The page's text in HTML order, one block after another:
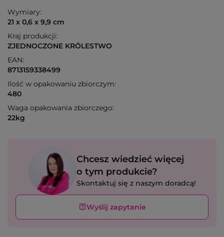
Wymiary:
21 x 0,6 x 9,9 cm
Kraj produkcji:
ZJEDNOCZONE KRÓLESTWO
EAN:
8713159338499
Ilość w opakowaniu zbiorczym:
480
Waga opakowania zbiorczego:
22kg
Chcesz wiedzieć więcej
o tym produkcie?
Skontaktuj się z naszym doradcą!
Wyślij zapytanie